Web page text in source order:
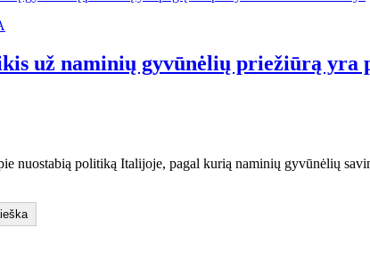
už naminių gyvūnėlių priežiūrą yra
nuostabią politiką Italijoje, pagal kurią naminių gyvūnėlių